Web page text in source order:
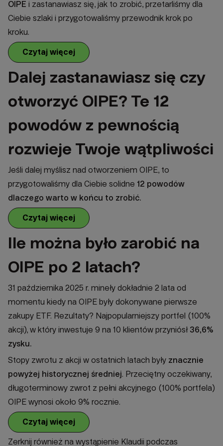
OIPE i zastanawiasz się, jak to zrobić, przetarliśmy dla
Ciebie szlaki i przygotowaliśmy przewodnik krok po
kroku.
Czytaj więcej
Dalej zastanawiasz się czy
otworzyć OIPE? Te 12
powodów z pewnością
rozwieje Twoje wątpliwości
Jeśli dalej myślisz nad otworzeniem OIPE, to
przygotowaliśmy dla Ciebie solidne 12 powodów
dlaczego warto w końcu to zrobić.
Czytaj więcej
Ile można było zarobić na
OIPE po 2 latach?
31 października 2025 r. mineły dokładnie 2 lata od
momentu kiedy na OIPE były dokonywane pierwsze
zakupy ETF. Rezultaty? Najpopularniejszy portfel (100%
akcji), w który inwestuje 9 na 10 klientów przyniósł 36,6%
zysku.
Stopy zwrotu z akcji w ostatnich latach były znacznie
powyżej historycznej średniej. Przeciętny oczekiwany,
długoterminowy zwrot z pełni akcyjnego (100% portfela)
OIPE wynosi około 9% rocznie.
Czytaj więcej
Zerknij również na wystąpienie Klaudii podczas